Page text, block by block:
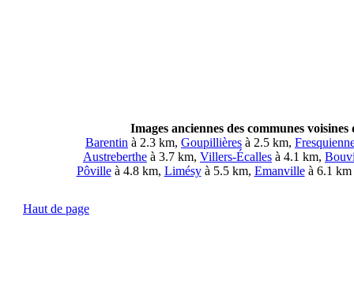
Images anciennes des communes voisines
Barentin à 2.3 km, Goupillières à 2.5 km,
Austreberthe à 3.7 km, Villers-Écalles à 4.1 km,
Pôvilleà 4.8 km, Limésyà 5.5 km, Emanvilleà 6.1
Haut de page